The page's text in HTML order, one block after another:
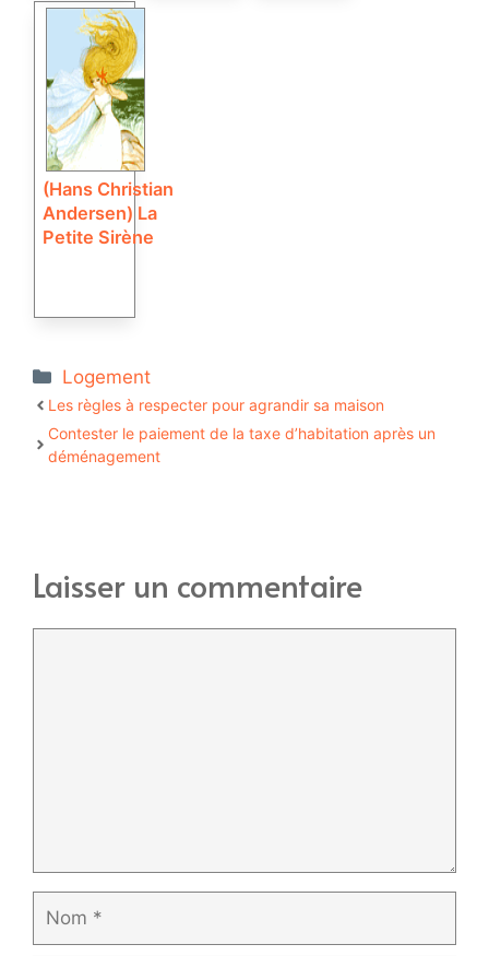
(Hans Christian
Andersen) La
Petite Sirène
Catégories
Logement
Les règles à respecter pour agrandir sa maison
Contester le paiement de la taxe d’habitation après un
déménagement
Laisser un commentaire